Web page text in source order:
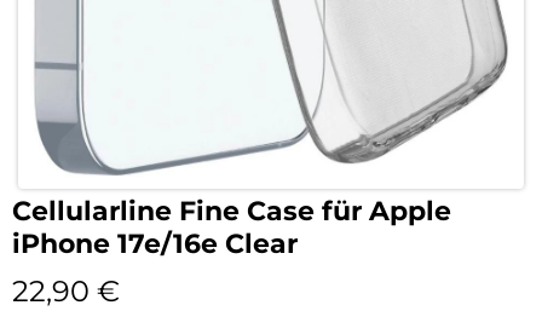
Cellularline Fine Case für Apple
iPhone 17e/16e Clear
22,90 €